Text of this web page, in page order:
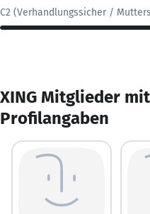
C2 (Verhandlungssicher /
XING Mitglieder
Profilangaben